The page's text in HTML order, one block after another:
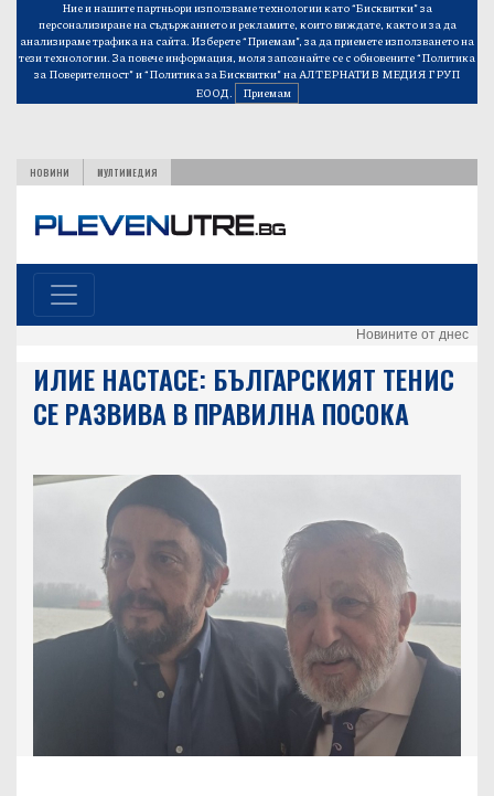
Ние и нашите партньори използваме технологии като “Бисквитки” за
персонализиране на съдържанието и рекламите, които виждате, както и за да
анализираме трафика на сайта. Изберете “Приемам”, за да приемете използването на
тези технологии. За повече информация, моля запознайте се с обновените“Политика
за Поверителност”и“Политика за Бисквитки”на АЛТЕРНАТИВ МЕДИЯ ГРУП
ЕООД.
Приемам
НОВИНИ МУЛТИМЕДИЯ
Новините от днес
ИЛИЕ НАСТАСЕ: БЪЛГАРСКИЯТ ТЕНИС
СЕ РАЗВИВА В ПРАВИЛНА ПОСОКА